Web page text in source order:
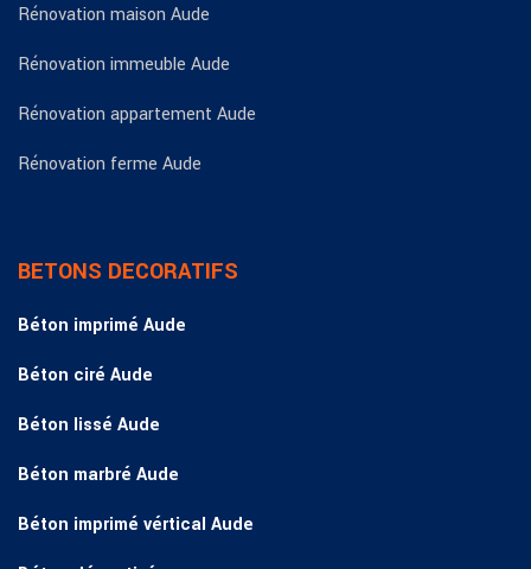
Rénovation maison Aude
Rénovation immeuble Aude
Rénovation appartement Aude
Rénovation ferme Aude
BETONS DECORATIFS
Béton imprimé Aude
Béton ciré Aude
Béton lissé Aude
Béton marbré Aude
Béton imprimé vértical Aude